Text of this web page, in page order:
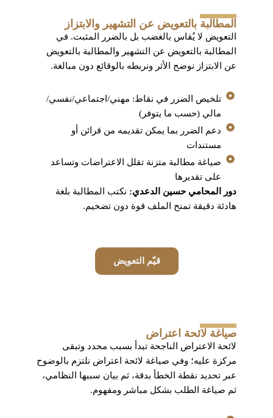
المطالبة بالتعويض عن التشهير والابتزاز
التعويض لا يُقاس بالغضب بل بالضرر المثبت. في
المطالبة بالتعويض عن التشهير والمطالبة بالتعويض
عن الابتزاز نوضح الأثر ونربطه بالوقائع دون مبالغة.
تلخيص الضرر في نقاط: مهني/اجتماعي/نفسي/
مالي (حسب ما يتوفر)
دعم الضرر بما يمكن تقديمه من قرائن أو
مستندات
صياغة مطالبة متزنة تقلل الاعتراضات وتساعد
على تقديرها
دور المحامي حسين الدعدي: نكتب المطالبة بلغة
هادئة دقيقة تمنح الملف قوة دون تضخيم.
قيّم التعويض
صياغة لائحة اعتراض
لائحة الاعتراض الناجحة تبدأ بسبب محدد وتبقى
مركزة عليه؛ وفي صياغة لائحة اعتراض نلتزم بالوضوح
عبر تحديد نقطة الخطأ بدقة، ثم بيان سببها النظامي،
ثم صياغة الطلب بشكل مباشر ومفهوم.